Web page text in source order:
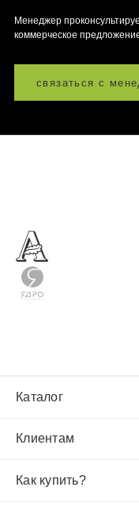
Менеджер
коммерческое
связаться с
Каталог
Клиентам
Как купить?